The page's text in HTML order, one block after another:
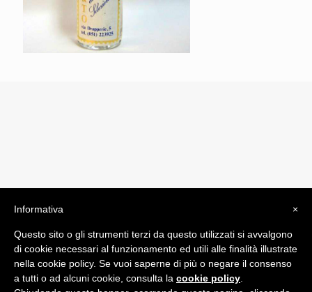
byComunicatori su Misura srl
Termini e Condizioni di Vendita - Terms and Conditions
ITA:
×
Informativa
Questo sito o gli strumenti terzi da questo utilizzati si avvalgono
di cookie necessari al funzionamento ed utili alle finalità illustrate
nella cookie policy. Se vuoi saperne di più o negare il consenso
a tutti o ad alcuni cookie, consulta la cookie policy